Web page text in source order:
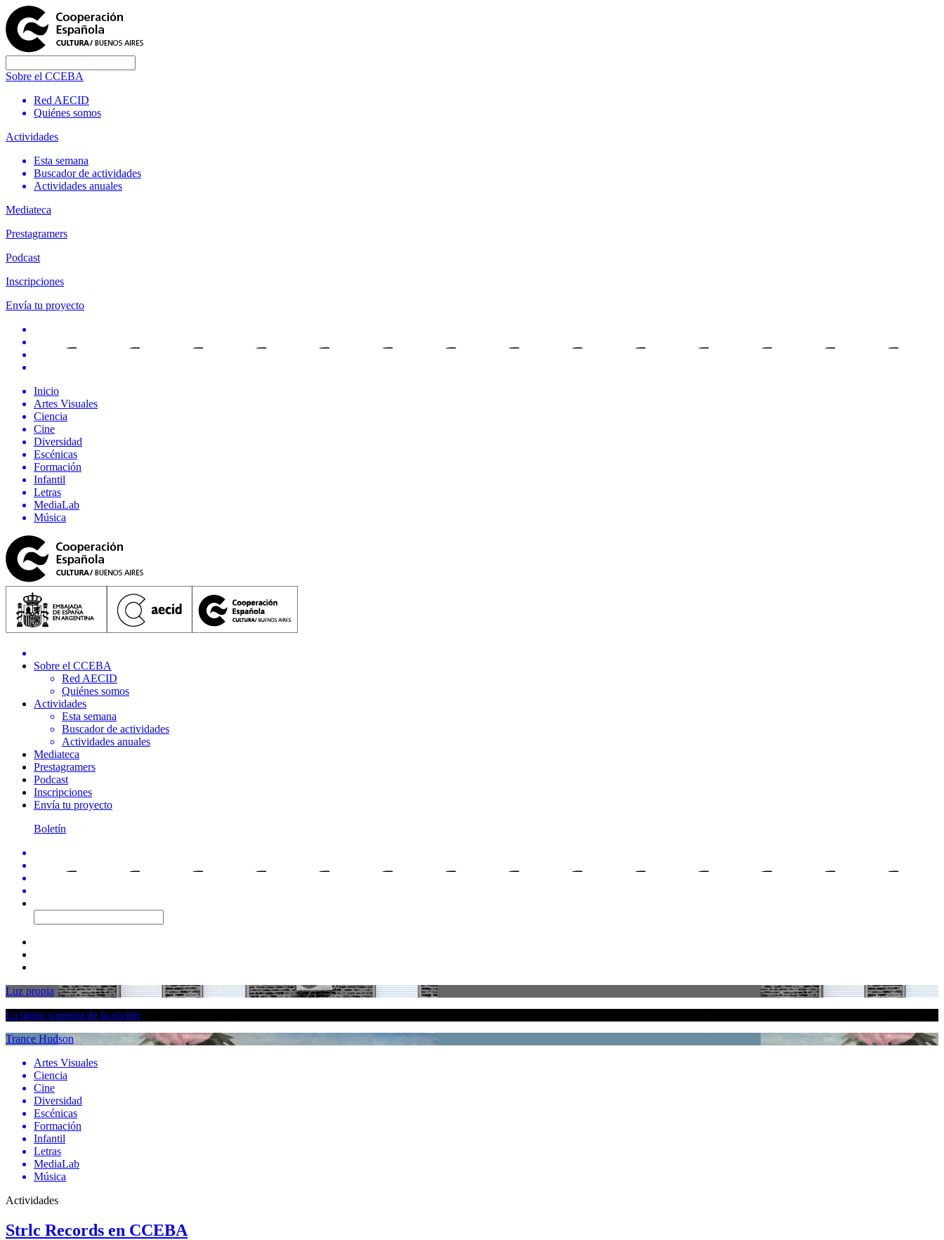
Sobre el CCEBA
Red AECID
Quiénes somos
Actividades
Esta semana
Buscador de actividades
Actividades anuales
Mediateca
Prestagramers
Podcast
Inscripciones
Envía tu proyecto
Inicio
Artes Visuales
Ciencia
Cine
Diversidad
Escénicas
Formación
Infantil
Letras
MediaLab
Música
Sobre el CCEBA
Red AECID
Quiénes somos
Actividades
Esta semana
Buscador de actividades
Actividades anuales
Mediateca
Prestagramers
Podcast
Inscripciones
Envía tu proyecto
Boletín
Luz propia
La ligera sorpresa de la acción
Trance Hudson
Artes Visuales
Ciencia
Cine
Diversidad
Escénicas
Formación
Infantil
Letras
MediaLab
Música
Actividades
Strlc Records en CCEBA